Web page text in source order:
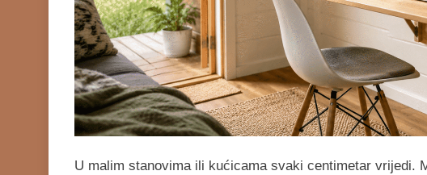
U malim stanovima ili kućicama svaki centimetar vrijedi.